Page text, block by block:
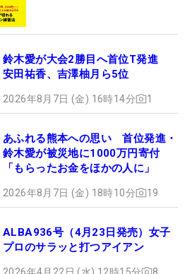
鈴木愛が大会2勝目へ首位T発進
安田祐香、吉澤柚月ら5位
2026年8月7日 (金) 16時14分 1
あふれる熊本への思い 首位発進・
鈴木愛が被災地に1000万円寄付
「もらったお金をほかの人に」
2026年8月7日 (金) 18時10分 19
ALBA936号（4月23日発売）女子
プロのサラッと打つアイアン
2026年4月22日 (水) 12時15分 8